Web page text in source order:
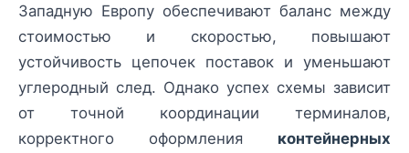
Западную Европу обеспечивают баланс между
стоимостью и скоростью, повышают
устойчивость цепочек поставок и уменьшают
углеродный след. Однако успех схемы зависит
от точной координации терминалов,
корректного оформления контейнерных